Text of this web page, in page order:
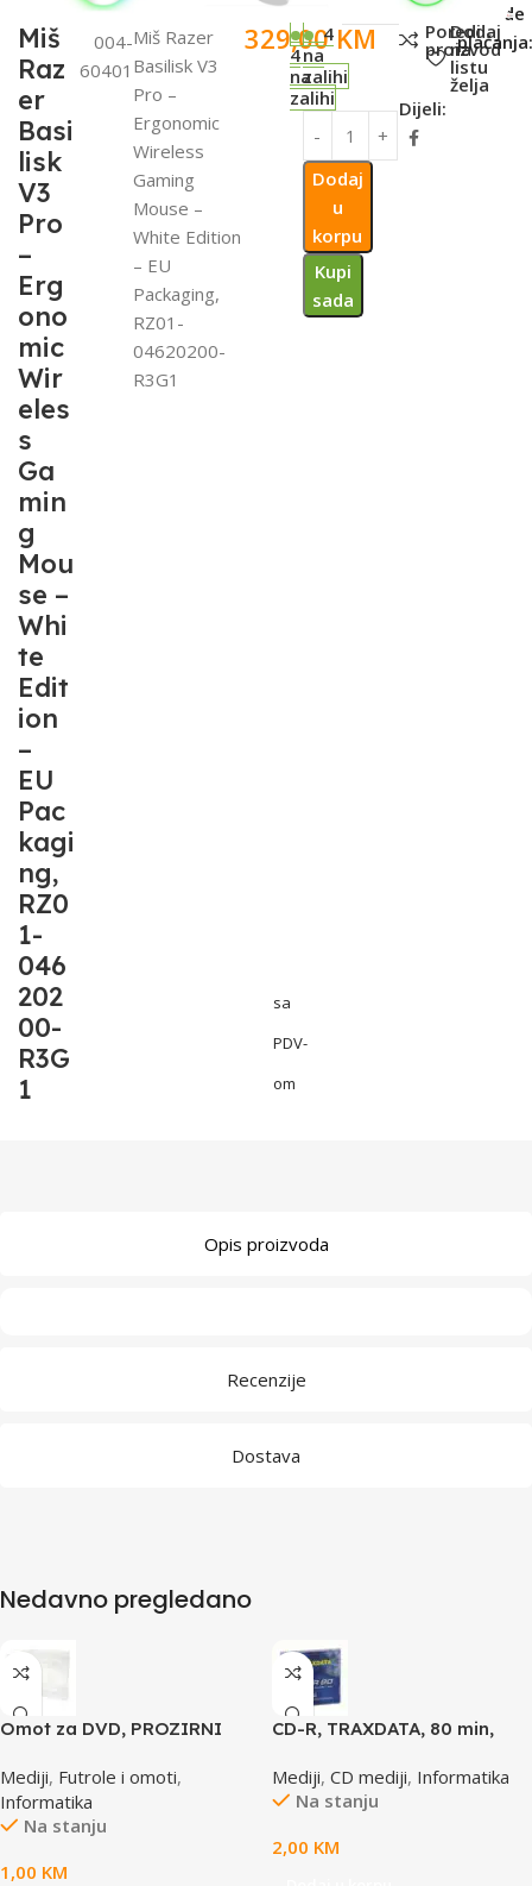
Miš
Raz
er
Basi
lisk
V3
Pro
–
Erg
ono
mic
Wir
eles
s
Ga
min
g
Mou
se –
Whi
te
Edit
ion
–
EU
Pac
kagi
ng,
RZ0
1-
046
202
00-
R3G
1
SKU:
004-
60401
Miš Razer
Basilisk V3
Pro –
Ergonomic
Wireless
Gaming
Mouse –
White Edition
– EU
Packaging,
RZ01-
04620200-
R3G1
329,00KM
sa
PDV-
om
4
na
zalihi
4
na
zalihi
Dodaj
u
korpu
Kupi
sada
Poredi
proizvod
Dodaj
na
listu
želja
Dijeli:
Metode
plaćanja:
Opis proizvoda
Recenzije
Dostava
Nedavno pregledano
Omot za DVD, PROZIRNI
Mediji, Futrole i omoti,
Informatika
Na stanju
1,00 KM
CD-R, TRAXDATA, 80 min,
Mediji, CD mediji, Informatika
Na stanju
2,00 KM